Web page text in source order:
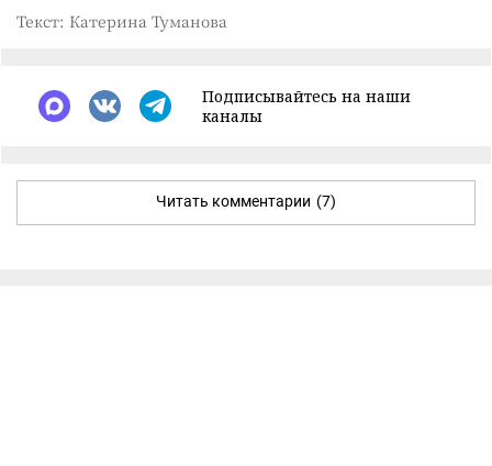
Текст: Катерина Туманова
Подписывайтесь на наши
каналы
Читать комментарии (7)